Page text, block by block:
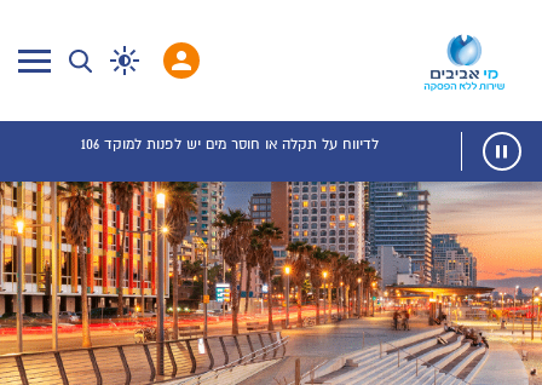
לדיווח על תקלה או חוסר מים יש לפנות למוקד 106